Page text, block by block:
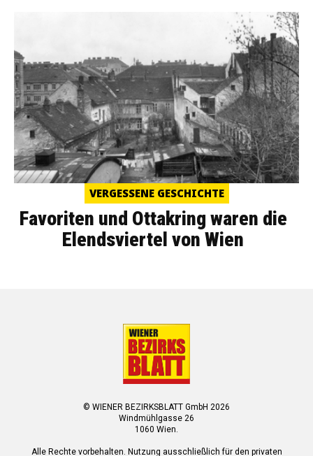
VERGESSENE GESCHICHTE
Favoriten und Ottakring waren die
Elendsviertel von Wien
© WIENER BEZIRKSBLATT GmbH 2026
Windmühlgasse 26
1060 Wien.
Alle Rechte vorbehalten. Nutzung ausschließlich für den privaten